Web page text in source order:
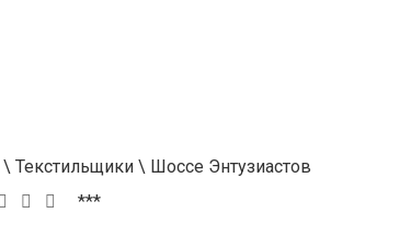
\ Текстильщики \ Шоссе Энтузиастов
***